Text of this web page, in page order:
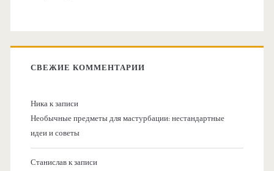
СВЕЖИЕ КОММЕНТАРИИ
Никак записи
Необычные предметы для мастурбации: нестандартные
идеи и советы
Станиславк записи